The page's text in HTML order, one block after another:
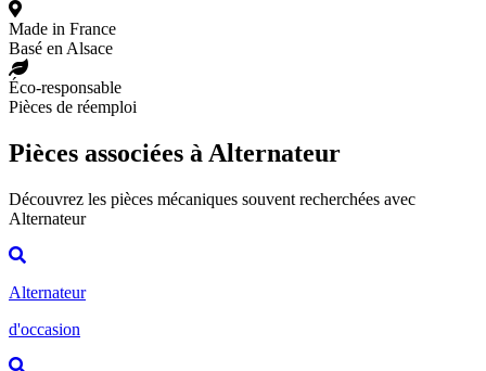
Made in France
Basé en Alsace
Éco-responsable
Pièces de réemploi
Pièces associées à Alternateur
Découvrez les pièces mécaniques souvent recherchées avec
Alternateur
Alternateur
d'occasion